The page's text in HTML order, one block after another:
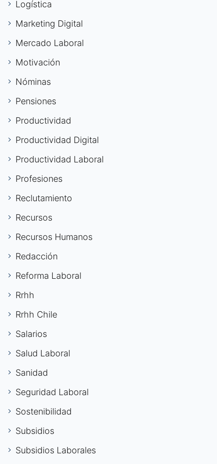
Logística
Marketing Digital
Mercado Laboral
Motivación
Nóminas
Pensiones
Productividad
Productividad Digital
Productividad Laboral
Profesiones
Reclutamiento
Recursos
Recursos Humanos
Redacción
Reforma Laboral
Rrhh
Rrhh Chile
Salarios
Salud Laboral
Sanidad
Seguridad Laboral
Sostenibilidad
Subsidios
Subsidios Laborales